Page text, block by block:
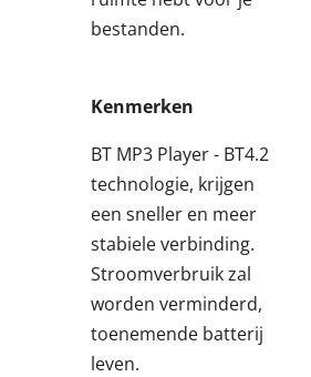
bestanden.
Kenmerken
BT MP3 Player - BT4.2
technologie, krijgen
een sneller en meer
stabiele verbinding.
Stroomverbruik zal
worden verminderd,
toenemende batterij
leven.